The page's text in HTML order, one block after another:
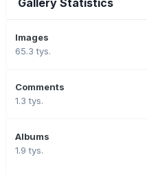
Gallery Statistics
Images
65.3 tys.
Comments
1.3 tys.
Albums
1.9 tys.